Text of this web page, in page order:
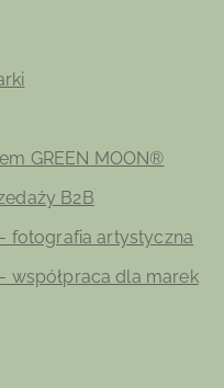
GREEN MOON®
B2B
fotografia artystyczna
współpraca dla marek